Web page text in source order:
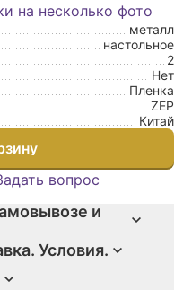
на несколько фото
металл
настольное
2
Нет
Пленка
ZEP
Китай
вопрос
и
Условия.